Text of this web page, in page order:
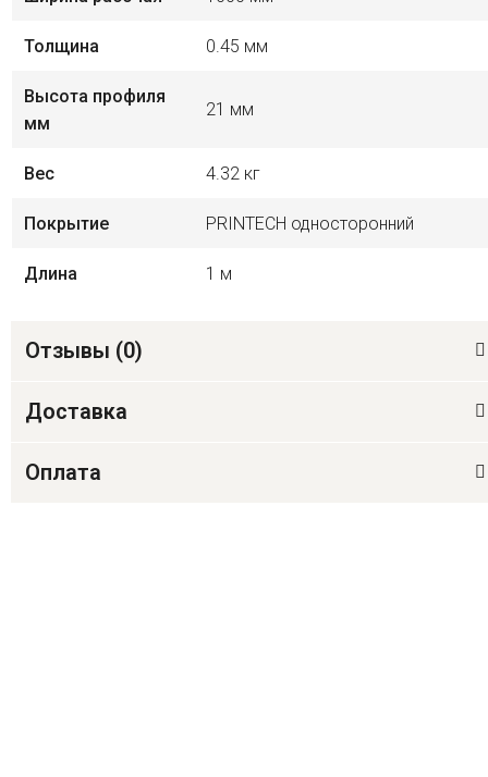
Толщина 0.45 мм
Высота профиля
мм
21 мм
Вес 4.32 кг
Покрытие PRINTECH односторонний
Длина 1 м
Отзывы (0)
Доставка
Оплата